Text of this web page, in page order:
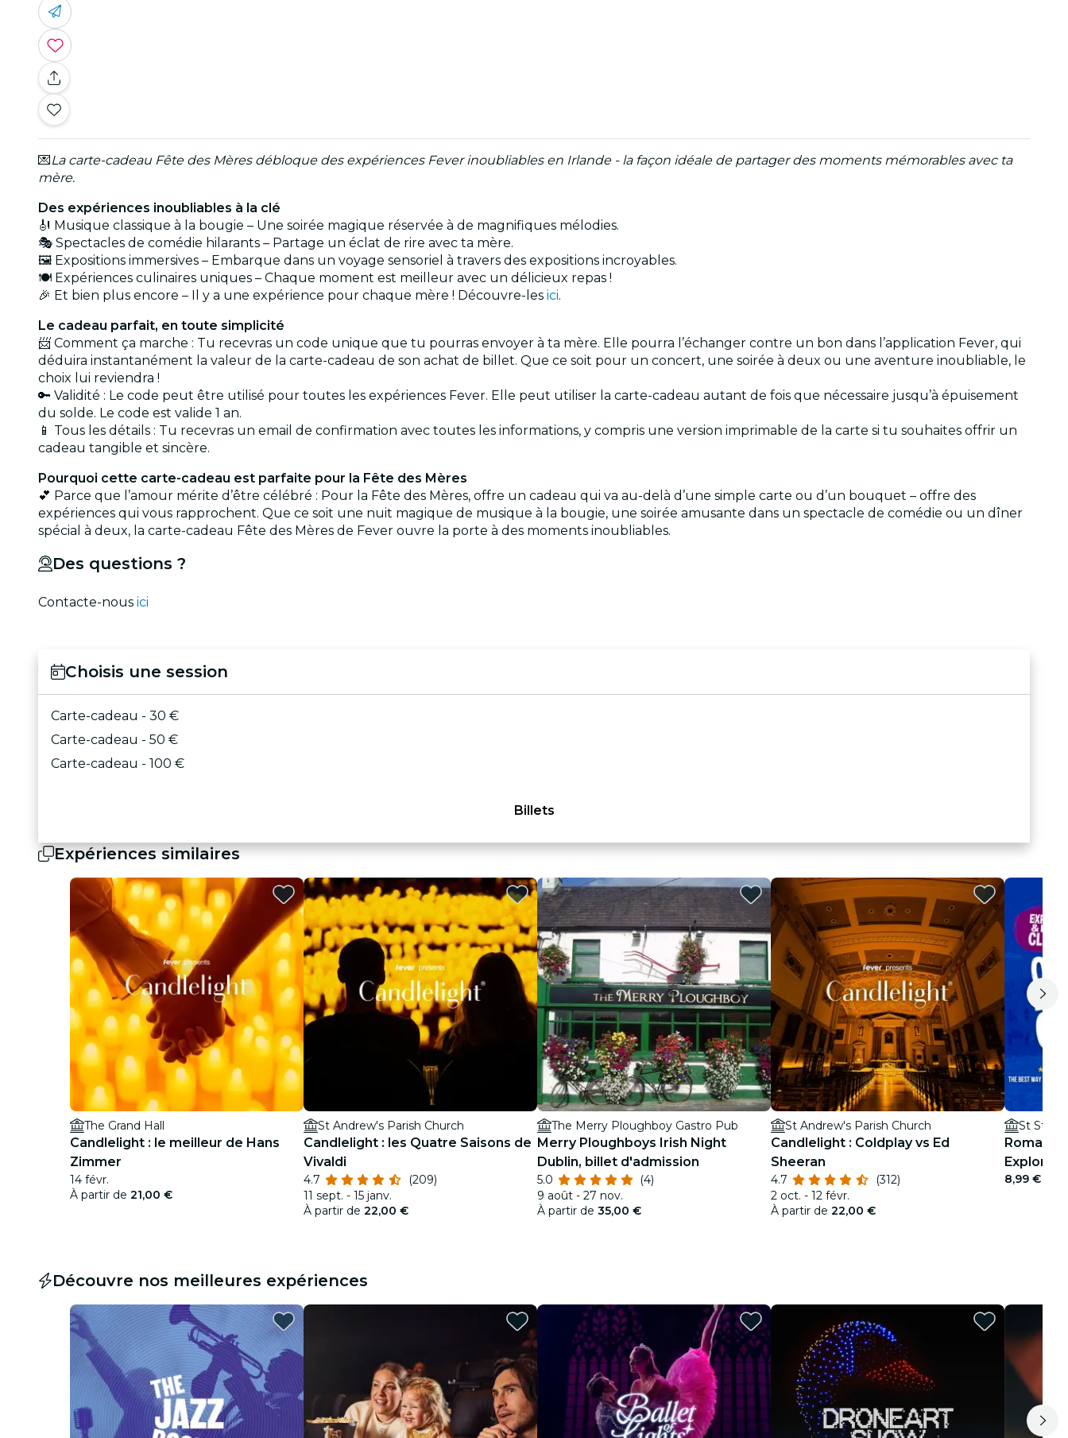
💌La carte-cadeau Fête des Mères débloque des expériences Fever inoubliables en Irlande - la façon idéale de partager des moments mémorables avec ta
mère.
Des expériences inoubliables à la clé
🎻 Musique classique à la bougie – Une soirée magique réservée à de magnifiques mélodies.
🎭 Spectacles de comédie hilarants – Partage un éclat de rire avec ta mère.
🖼️ Expositions immersives – Embarque dans un voyage sensoriel à travers des expositions incroyables.
🍽️ Expériences culinaires uniques – Chaque moment est meilleur avec un délicieux repas !
🎉 Et bien plus encore – Il y a une expérience pour chaque mère ! Découvre-les ici.
Le cadeau parfait, en toute simplicité
📨 Comment ça marche : Tu recevras un code unique que tu pourras envoyer à ta mère. Elle pourra l’échanger contre un bon dans l’application Fever, qui
déduira instantanément la valeur de la carte-cadeau de son achat de billet. Que ce soit pour un concert, une soirée à deux ou une aventure inoubliable, le
choix lui reviendra !
🔑 Validité : Le code peut être utilisé pour toutes les expériences Fever. Elle peut utiliser la carte-cadeau autant de fois que nécessaire jusqu’à épuisement
du solde. Le code est valide 1 an.
📱 Tous les détails : Tu recevras un email de confirmation avec toutes les informations, y compris une version imprimable de la carte si tu souhaites offrir un
cadeau tangible et sincère.
Pourquoi cette carte-cadeau est parfaite pour la Fête des Mères
💕 Parce que l’amour mérite d’être célébré : Pour la Fête des Mères, offre un cadeau qui va au-delà d’une simple carte ou d’un bouquet – offre des
expériences qui vous rapprochent. Que ce soit une nuit magique de musique à la bougie, une soirée amusante dans un spectacle de comédie ou un dîner
spécial à deux, la carte-cadeau Fête des Mères de Fever ouvre la porte à des moments inoubliables.
Des questions ?
Contacte-nous ici
Choisis une session
Carte-cadeau - 30 €
Carte-cadeau - 50 €
Carte-cadeau - 100 €
Billets
Expériences similaires
The Grand Hall
Candlelight : le meilleur de Hans
Zimmer
14 févr.
À partir de 21,00 €
St Andrew's Parish Church
Candlelight : les Quatre Saisons de
Vivaldi
4.7
(209)
11 sept. - 15 janv.
À partir de 22,00 €
The Merry Ploughboy Gastro Pub
Merry Ploughboys Irish Night
Dublin, billet d'admission
5.0
(4)
9 août - 27 nov.
À partir de 35,00 €
St Andrew's Parish Church
Candlelight : Coldplay vs Ed
Sheeran
4.7
(312)
2 oct. - 12 févr.
À partir de 22,00 €
St
8,99 €
Découvre nos meilleures expériences